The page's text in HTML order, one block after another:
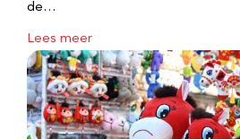
de…
Lees meer